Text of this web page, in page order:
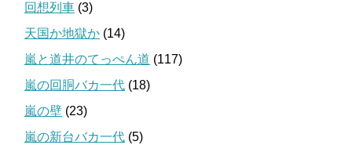
回想列車 (3)
天国か地獄か (14)
嵐と道井のてっぺん道 (117)
嵐の回胴バカ一代 (18)
嵐の壁 (23)
嵐の新台バカ一代 (5)